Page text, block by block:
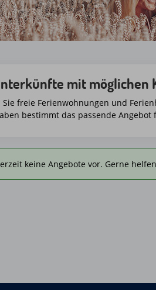
mit möglichen
Sie freie Ferienwohnungen und
bestimmt das passende
keine Angebote vor. Gerne